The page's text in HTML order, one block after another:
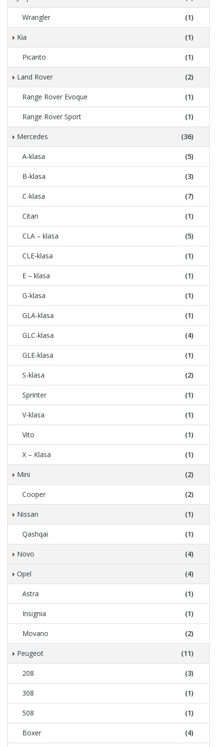
Wrangler (1)
Kia (1)
Picanto (1)
Land Rover (2)
Range Rover Evoque (1)
Range Rover Sport (1)
Mercedes (36)
A-klasa (5)
B-klasa (3)
C-klasa (7)
Citan (1)
CLA – klasa (5)
CLE-klasa (1)
E – klasa (1)
G-klasa (1)
GLA-klasa (1)
GLC-klasa (4)
GLE-klasa (1)
S-klasa (2)
Sprinter (1)
V-klasa (1)
Vito (1)
X – Klasa (1)
Mini (2)
Cooper (2)
Nissan (1)
Qashqai (1)
Novo (4)
Opel (4)
Astra (1)
Insignia (1)
Movano (2)
Peugeot (11)
208 (3)
308 (1)
508 (1)
Boxer (4)